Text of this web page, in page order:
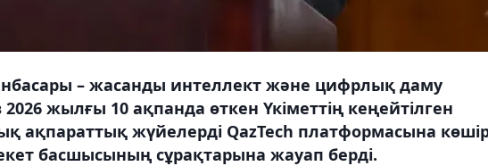
– жасанды интеллект және цифрлық даму
жылғы 10 ақпанда өткен Үкіметтің кеңейтілген
ақпараттық жүйелерді QazTech платформасына
басшысының сұрақтарына жауап берді.